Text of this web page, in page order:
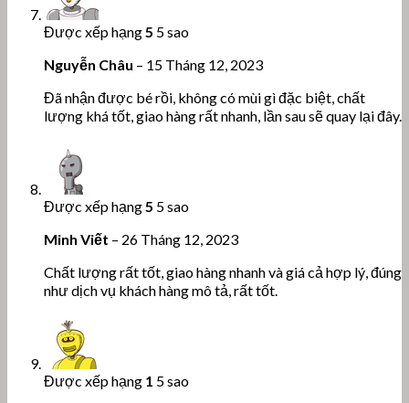
Được xếp hạng5 5 sao
Nguyễn Châu – 15 Tháng 12, 2023
Đã nhận được bé rồi, không có mùi gì đặc biệt, chất
lượng khá tốt, giao hàng rất nhanh, lần sau sẽ quay lại đây.
Được xếp hạng5 5 sao
Minh Viết – 26 Tháng 12, 2023
Chất lượng rất tốt, giao hàng nhanh và giá cả hợp lý, đúng
như dịch vụ khách hàng mô tả, rất tốt.
Được xếp hạng 1 5 sao